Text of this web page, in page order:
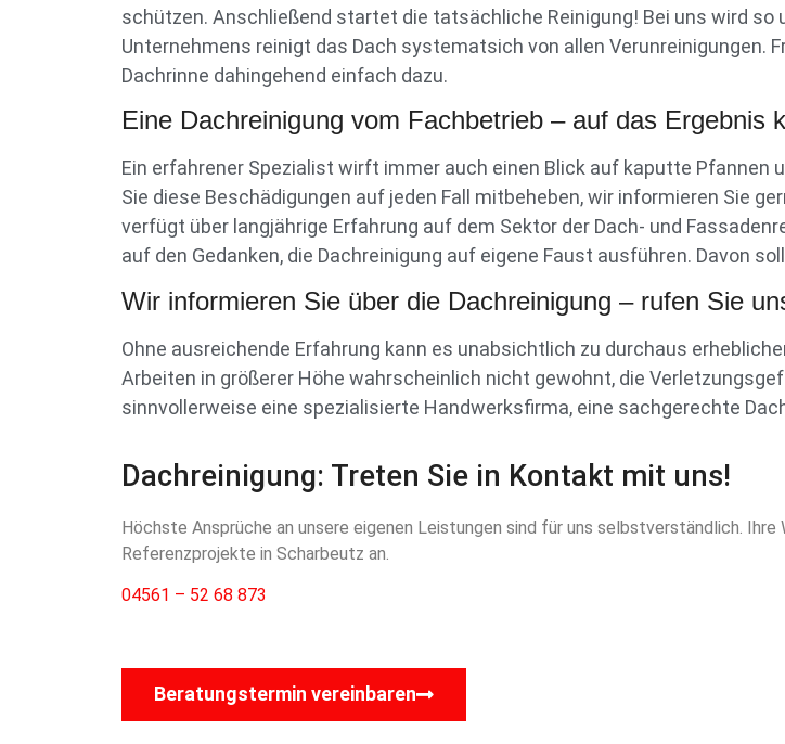
schützen. Anschließend startet die tatsächliche Reinigung! Bei uns wird
Unternehmens reinigt das Dach systematsich von allen Verunreinigungen.
Dachrinne dahingehend einfach dazu.
Eine Dachreinigung vom Fachbetrieb – auf das Ergebnis
Ein erfahrener Spezialist wirft immer auch einen Blick auf kaputte Pfannen
Sie diese Beschädigungen auf jeden Fall mitbeheben, wir informieren Sie
verfügt über langjährige Erfahrung auf dem Sektor der Dach- und
auf den Gedanken, die Dachreinigung auf eigene Faust ausführen. Davon
Wir informieren Sie über die Dachreinigung – rufen Sie
Ohne ausreichende Erfahrung kann es unabsichtlich zu durchaus
Arbeiten in größerer Höhe wahrscheinlich nicht gewohnt, die
sinnvollerweise eine spezialisierte Handwerksfirma, eine sachgerechte
Dachreinigung: Treten Sie in Kontakt mit uns!
Höchste Ansprüche an unsere eigenen Leistungen sind für uns selbstverständlich.
Referenzprojekte in Scharbeutz an.
04561 – 52 68 873
Beratungstermin vereinbaren